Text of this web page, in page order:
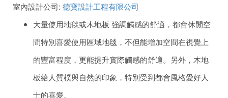
室內設計公司: 德寶設計工程有限公司
大量使用地毯或木地板 強調觸感的舒適，都會休閒空
間特別喜愛使用區域地毯，不但能增加空間在視覺上
的豐富程度，更能提升實際觸感的舒適。另外，木地
板給人質樸與自然的印象，特別受到都會風格愛好人
士的喜愛。